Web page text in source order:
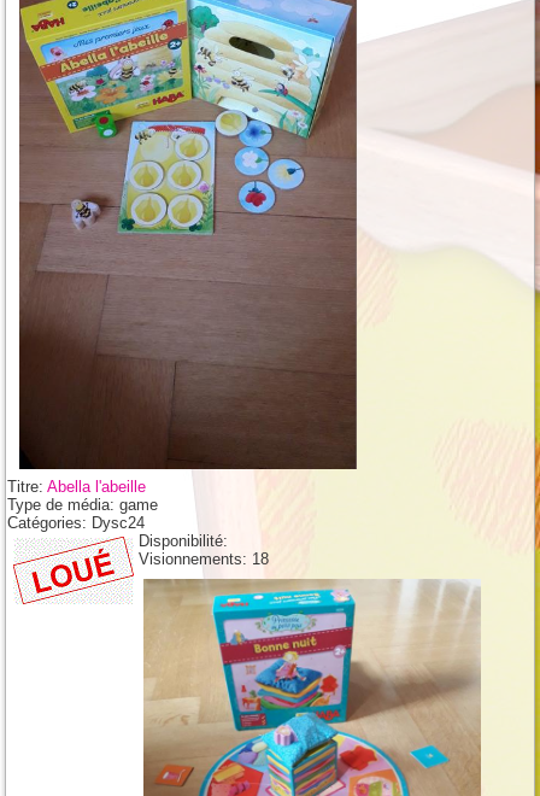
Titre:Abella l'abeille
Type de média:game
Catégories: Dysc24
Disponibilité:
Visionnements: 18